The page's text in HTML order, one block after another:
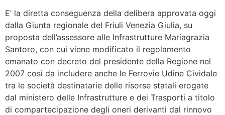
E’ la diretta conseguenza della delibera approvata oggi
dalla Giunta regionale del Friuli Venezia Giulia, su
proposta dell’assessore alle Infrastrutture Mariagrazia
Santoro, con cui viene modificato il regolamento
emanato con decreto del presidente della Regione nel
2007 così da includere anche le Ferrovie Udine Cividale
tra le società destinatarie delle risorse statali erogate
dal ministero delle Infrastrutture e dei Trasporti a titolo
di compartecipazione degli oneri derivanti dal rinnovo